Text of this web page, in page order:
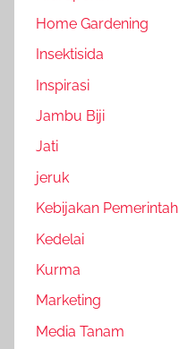
Home Gardening
Insektisida
Inspirasi
Jambu Biji
Jati
jeruk
Kebijakan Pemerintah
Kedelai
Kurma
Marketing
Media Tanam